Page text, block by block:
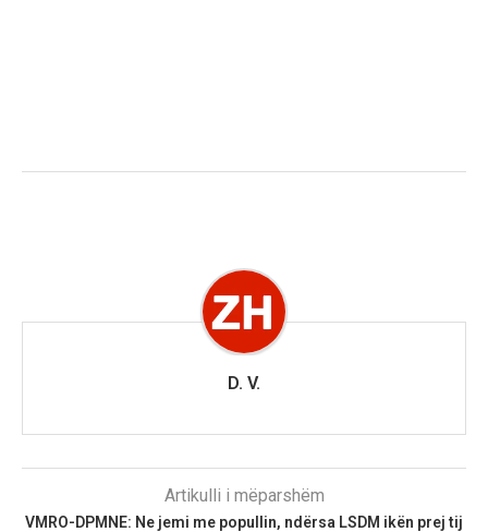
D. V.
Artikulli i mëparshëm
VMRO-DPMNE: Ne jemi me popullin, ndërsa LSDM ikën prej tij